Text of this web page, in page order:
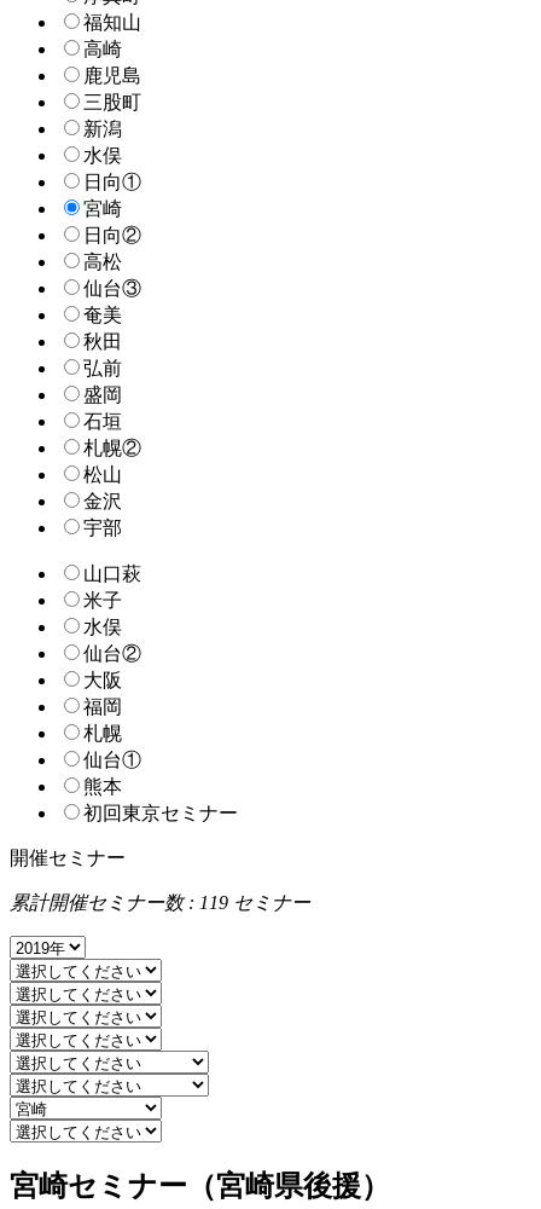
福知山
高崎
鹿児島
三股町
新潟
水俣
日向①
宮崎
日向②
高松
仙台③
奄美
秋田
弘前
盛岡
石垣
札幌②
松山
金沢
宇部
山口萩
米子
水俣
仙台②
大阪
福岡
札幌
仙台①
熊本
初回東京セミナー
開催セミナー
累計開催セミナー数 : 119 セミナー
宮崎セミナー（宮崎県後援）